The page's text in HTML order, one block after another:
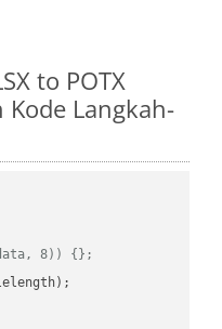
to POTX
Langkah-
8)) {};